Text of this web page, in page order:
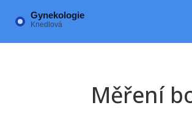
Měření